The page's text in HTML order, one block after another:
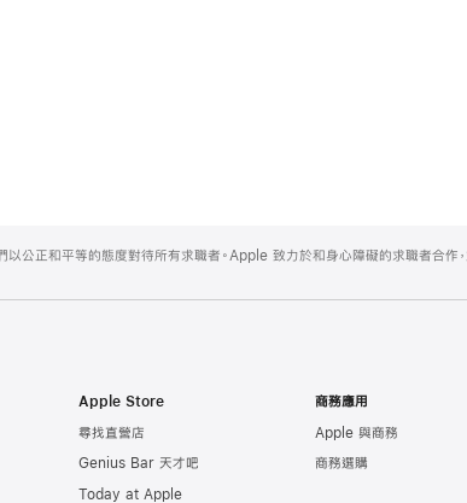
公正和平等的態度對待所有求職者。Apple 致力於和身心障礙的求職者合作，
Apple Store
尋找直營店
Genius Bar 天才吧
Today at Apple
商務應用
Apple 與商務
商務選購